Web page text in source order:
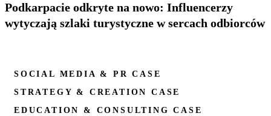
Podkarpacie odkryte na nowo: Influencerzy
wytyczają szlaki turystyczne w sercach odbiorców
SOCIAL MEDIA & PR CASE
STRATEGY & CREATION CASE
EDUCATION & CONSULTING CASE